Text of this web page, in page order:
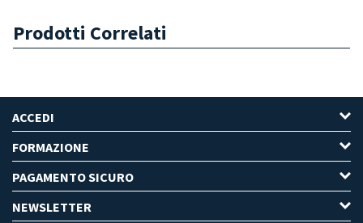
Prodotti Correlati
ACCEDI
FORMAZIONE
PAGAMENTO SICURO
NEWSLETTER